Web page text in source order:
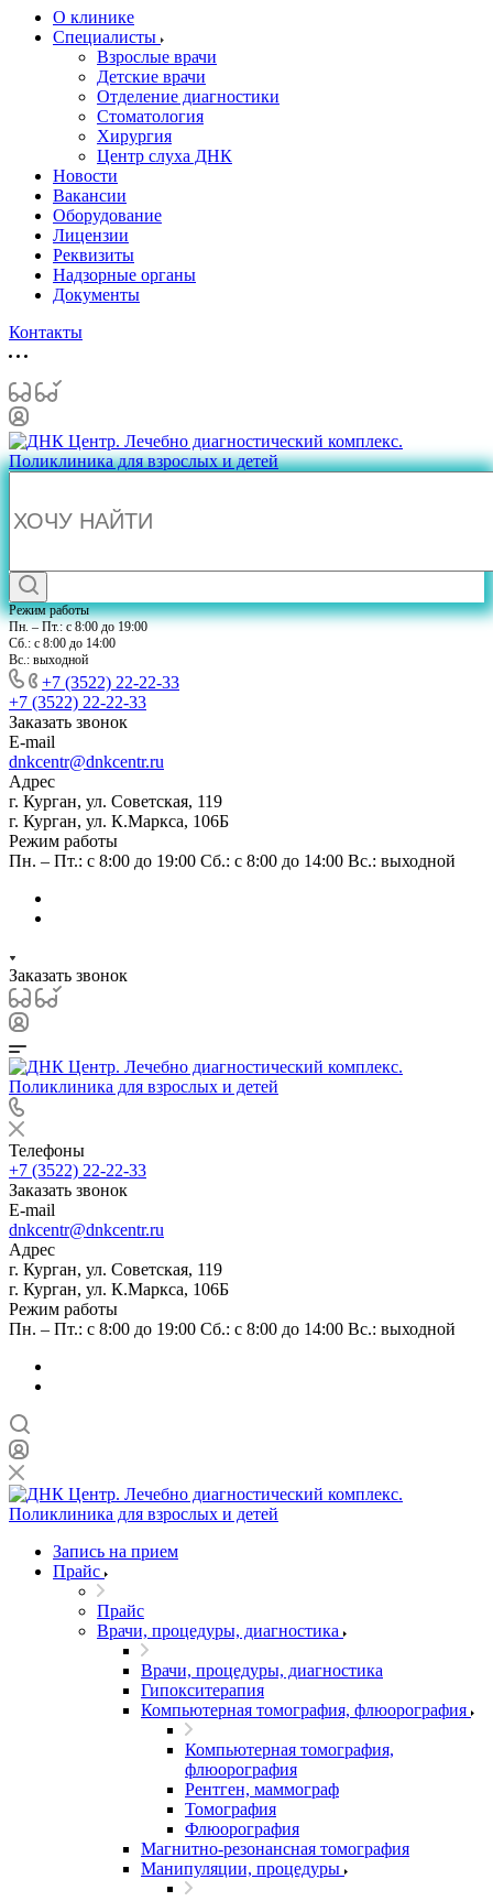
О клинике
Специалисты
Взрослые врачи
Детские врачи
Отделение диагностики
Стоматология
Хирургия
Центр слуха ДНК
Новости
Вакансии
Оборудование
Лицензии
Реквизиты
Надзорные органы
Документы
Контакты
Режим работы
Пн. – Пт.: с 8:00 до 19:00
Сб.: с 8:00 до 14:00
Вс.: выходной
+7 (3522) 22-22-33
+7 (3522) 22-22-33
Заказать звонок
E-mail
dnkcentr@dnkcentr.ru
Адрес
г. Курган, ул. Советская, 119
г. Курган, ул. К.Маркса, 106Б
Режим работы
Пн. – Пт.: с 8:00 до 19:00 Сб.: с 8:00 до 14:00 Вс.: выходной
Заказать звонок
Телефоны
+7 (3522) 22-22-33
Заказать звонок
E-mail
dnkcentr@dnkcentr.ru
Адрес
г. Курган, ул. Советская, 119
г. Курган, ул. К.Маркса, 106Б
Режим работы
Пн. – Пт.: с 8:00 до 19:00 Сб.: с 8:00 до 14:00 Вс.: выходной
Запись на прием
Прайс
Прайс
Врачи, процедуры, диагностика
Врачи, процедуры, диагностика
Гипокситерапия
Компьютерная томография, флюорография
Компьютерная томография,
флюорография
Рентген, маммограф
Томография
Флюорография
Магнитно-резонансная томография
Манипуляции, процедуры